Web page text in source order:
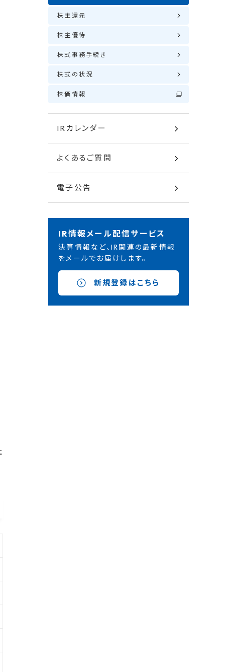
株主還元
株主優待
株式事務手続き
株式の状況
株価情報
IRカレンダー
よくあるご質問
電子公告
IR情報メール配信サービス
決算情報など、IR関連の最新情報
をメールでお届けします。
新規登録はこちら